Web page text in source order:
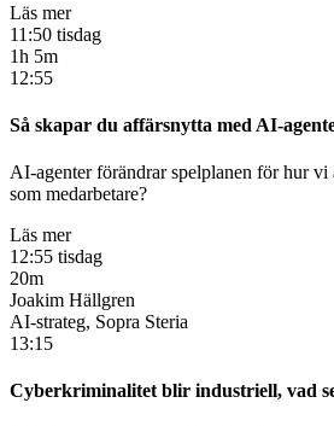
Läs mer
11:50 tisdag
1h 5m
12:55
Så skapar du affärsnytta med AI-
AI-agenter förändrar spelplanen för hur
som medarbetare?
Läs mer
12:55 tisdag
20m
Joakim Hällgren
AI-strateg, Sopra Steria
13:15
Cyberkriminalitet blir industriell, vad